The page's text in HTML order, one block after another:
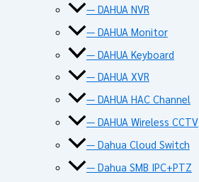
— DAHUA NVR
— DAHUA Monitor
— DAHUA Keyboard
— DAHUA XVR
— DAHUA HAC Channel
— DAHUA Wireless CCTV
— Dahua Cloud Switch
— Dahua SMB IPC+PTZ